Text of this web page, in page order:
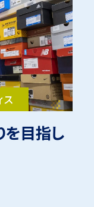
ス
を目指し